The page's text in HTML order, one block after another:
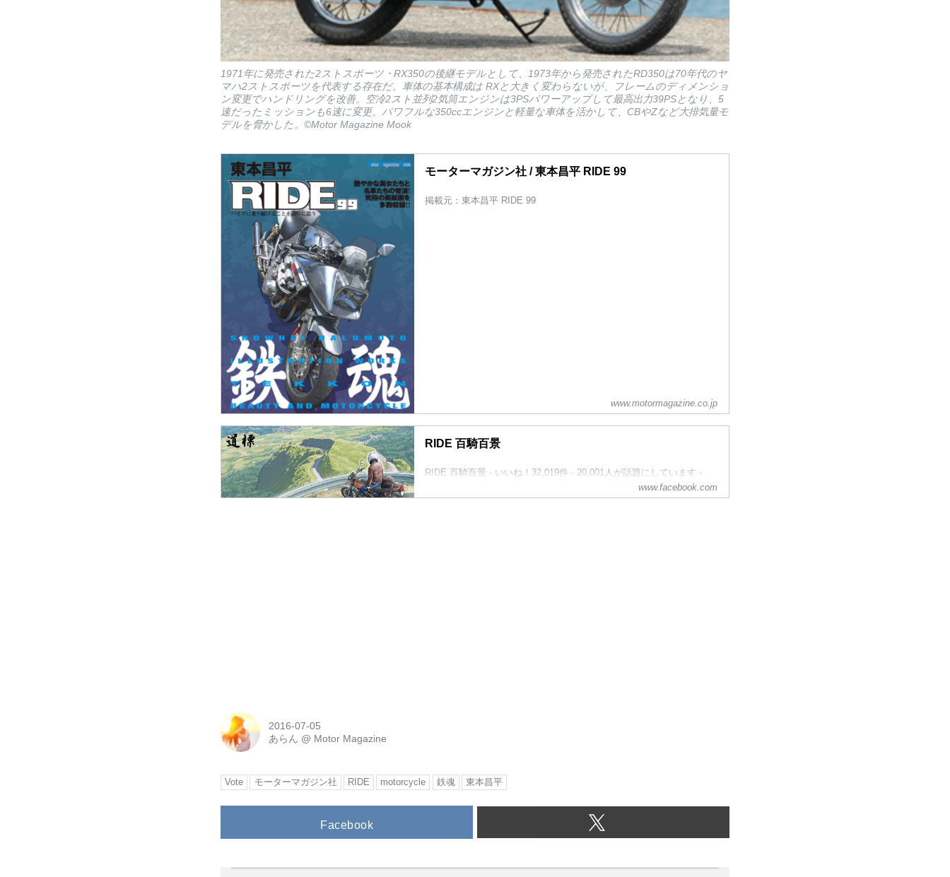
1971年に発売された2ストスポーツ・RX350の後継モデルとして、1973年から発売されたRD350は70年代のヤ
マハ2ストスポーツを代表する存在だ。車体の基本構成は RXと大きく変わらないが、フレームのディメンショ
ン変更でハンドリングを改善。空冷2スト並列2気筒エンジンは3PSパワーアップして最高出力39PSとなり、5
速だったミッションも6速に変更。パワフルな350ccエンジンと軽量な車体を活かして、CBやZなど大排気量モ
デルを脅かした。©Motor Magazine Mook
モーターマガジン社 / 東本昌平 RIDE 99
掲載元：東本昌平 RIDE 99
www.motormagazine.co.jp
RIDE 百騎百景
RIDE 百騎百景 - いいね！32,019件 · 20,001人が話題にしています -
「バイクの数だけ物語り」をテーマに、ライダー皆様の日常からツー
リングなど投稿写真とコメントを募集！バイクの楽しさを皆さんでシ
www.facebook.com
2016-07-05
あらん @ Motor Magazine
Vote モーターマガジン社 RIDE motorcycle 鉄魂 東本昌平
Facebook